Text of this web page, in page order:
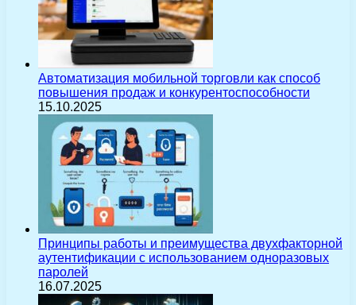
Автоматизация мобильной торговли как способ
повышения продаж и конкурентоспособности
15.10.2025
Принципы работы и преимущества двухфакторной
аутентификации с использованием одноразовых
паролей
16.07.2025